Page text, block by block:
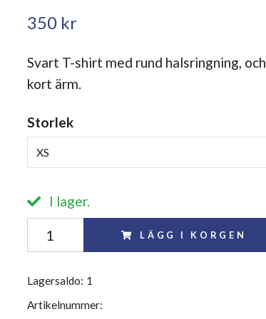
350 kr
Svart T-shirt med rund halsringning, och
kort ärm.
Storlek
XS
I lager.
LÄGG I KORGEN
Lagersaldo: 1
Artikelnummer: